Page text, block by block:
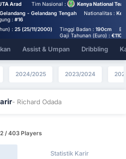
Arad Tim Nasional :
Kenya National
- Gelandang Tengah Nationalitas :
:#16
: 25 (25/11/2000) Tinggi Badan :190cm
Gaji Tahunan (Euro) :
Assist & Umpan Dribbling
2024/2025 2023/2024
- Richard Odada
/ 403 Players
Statistik Karir